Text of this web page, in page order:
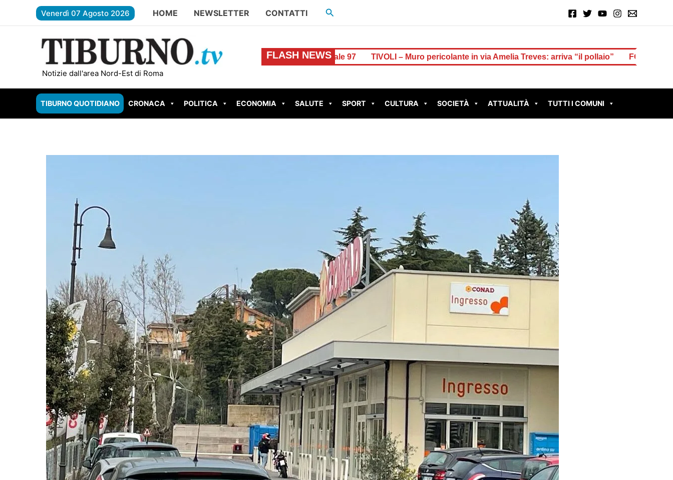
Venerdì 07 Agosto 2026 HOME NEWSLETTER CONTATTI Cerca
Notizie dall'area Nord-Est di Roma
FLASH NEWS
Colle Fiorito – Vinti 2 milioni di euro al Gratta e Vinci a Centrale 97 TIVOLI – Muro pericolante in via Amelia Treves: arriva “il pollaio” FONTE NUOVA –
TIBURNO QUOTIDIANO CRONACA POLITICA ECONOMIA SALUTE SPORT CULTURA SOCIETÀ ATTUALITÀ TUTTI I COMUNI